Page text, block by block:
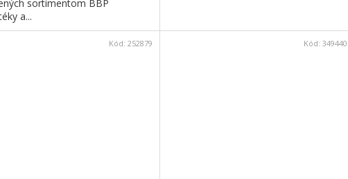
sortimentom BBP
a...
Kód: 252879 Kód: 349440